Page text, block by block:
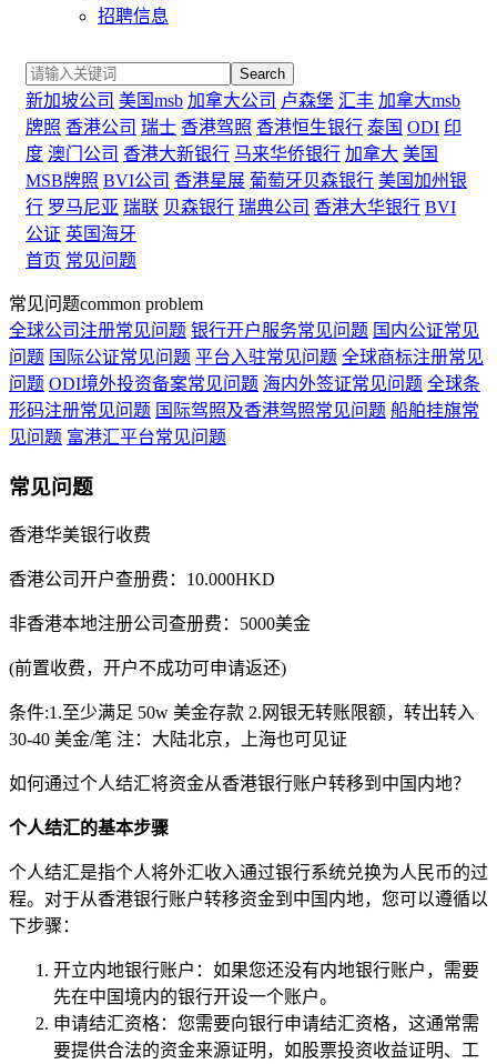
招聘信息
Search
新加坡公司 美国msb 加拿大公司 卢森堡 汇丰 加拿大msb
牌照 香港公司 瑞士 香港驾照 香港恒生银行 泰国 ODI 印
度 澳门公司 香港大新银行 马来华侨银行 加拿大 美国
MSB牌照 BVI公司 香港星展 葡萄牙贝森银行 美国加州银
行 罗马尼亚 瑞联 贝森银行 瑞典公司 香港大华银行 BVI
公证 英国海牙
首页 常见问题
常见问题common problem
全球公司注册常见问题 银行开户服务常见问题 国内公证常见
问题 国际公证常见问题 平台入驻常见问题 全球商标注册常见
问题 ODI境外投资备案常见问题 海内外签证常见问题 全球条
形码注册常见问题 国际驾照及香港驾照常见问题 船舶挂旗常
见问题 富港汇平台常见问题
常见问题
香港华美银行收费
香港公司开户查册费：10.000HKD
非香港本地注册公司查册费：5000美金
(前置收费，开户不成功可申请返还)
条件:1.至少满足 50w 美金存款 2.网银无转账限额，转出转入
30-40 美金/笔 注：大陆北京，上海也可见证
如何通过个人结汇将资金从香港银行账户转移到中国内地？
个人结汇的基本步骤
个人结汇是指个人将外汇收入通过银行系统兑换为人民币的过
程。对于从香港银行账户转移资金到中国内地，您可以遵循以
下步骤：
开立内地银行账户：如果您还没有内地银行账户，需要
先在中国境内的银行开设一个账户。
申请结汇资格：您需要向银行申请结汇资格，这通常需
要提供合法的资金来源证明，如股票投资收益证明、工